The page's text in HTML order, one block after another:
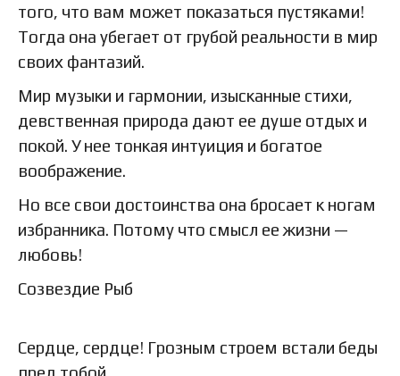
того, что вам может показаться пустяками!
Тогда она убегает от грубой реальности в мир
своих фантазий.
Мир музыки и гармонии, изысканные стихи,
девственная природа дают ее душе отдых и
покой. У нее тонкая интуиция и богатое
воображение.
Но все свои достоинства она бросает к ногам
избранника. Потому что смысл ее жизни —
любовь!
Созвездие Рыб
Сердце, сердце! Грозным строем встали беды